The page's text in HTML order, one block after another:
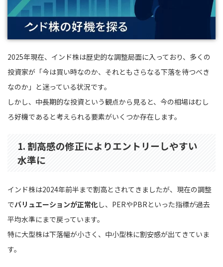
2025年現在、インド株は歴史的な調整局面に入っており、多くの
投資家が「今は買い時なのか、それともさらなる下落を待つべき
なのか」と迷っている状況です。
しかし、中長期的な投資という観点から見ると、今の相場はむし
ろ好機であると考えられる要素がいくつか存在します。
1. 割高感の修正によりエントリーしやすい
水準に
インド株は2024年前半まで割高とされてきましたが、現在の調整
でバリュエーションが正常化し、PERやPBRといった指標が過去
平均水準にまで戻っています。
特に大型株は下落幅が小さく、中小型株に割安感が出てきていま
す。